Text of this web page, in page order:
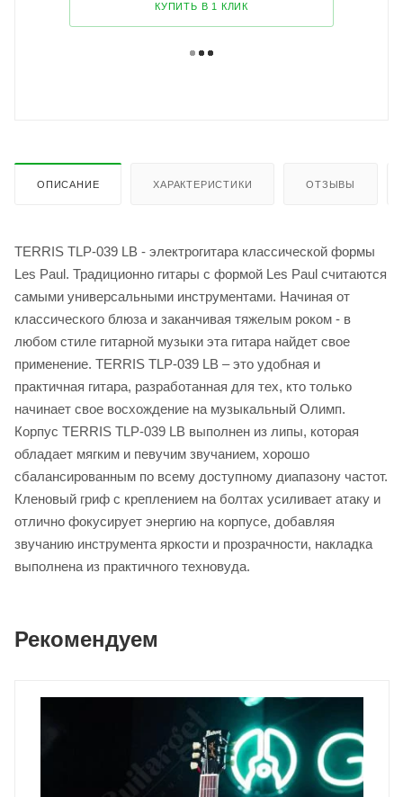
КУПИТЬ В 1 КЛИК
ОПИСАНИЕ ХАРАКТЕРИСТИКИ ОТЗЫВЫ
TERRIS TLP-039 LB - электрогитара классической формы
Les Paul. Традиционно гитары с формой Les Paul считаются
самыми универсальными инструментами. Начиная от
классического блюза и заканчивая тяжелым роком - в
любом стиле гитарной музыки эта гитара найдет свое
применение. TERRIS TLP-039 LB – это удобная и
практичная гитара, разработанная для тех, кто только
начинает свое восхождение на музыкальный Олимп.
Корпус TERRIS TLP-039 LB выполнен из липы, которая
обладает мягким и певучим звучанием, хорошо
сбалансированным по всему доступному диапазону частот.
Кленовый гриф с креплением на болтах усиливает атаку и
отлично фокусирует энергию на корпусе, добавляя
звучанию инструмента яркости и прозрачности, накладка
выполнена из практичного техновуда.
Рекомендуем